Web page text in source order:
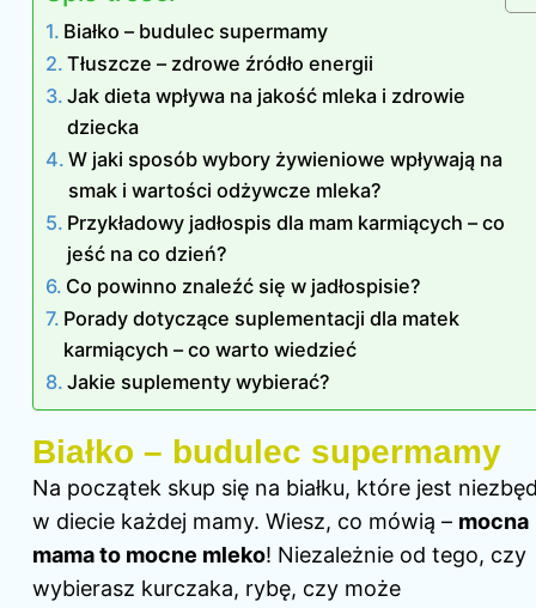
Białko – budulec supermamy
Tłuszcze – zdrowe źródło energii
Jak dieta wpływa na jakość mleka i zdrowie
dziecka
W jaki sposób wybory żywieniowe wpływają na
smak i wartości odżywcze mleka?
Przykładowy jadłospis dla mam karmiących – co
jeść na co dzień?
Co powinno znaleźć się w jadłospisie?
Porady dotyczące suplementacji dla matek
karmiących – co warto wiedzieć
Jakie suplementy wybierać?
Białko – budulec supermamy
Na początek skup się na białku, które jest
w diecie każdej mamy. Wiesz, co mówią – mocna
mama to mocne mleko! Niezależnie od tego, czy
wybierasz kurczaka, rybę, czy może